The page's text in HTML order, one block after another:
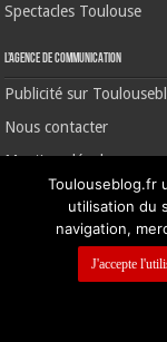
Spectacles Toulouse
L’agence de communication
Publicité sur
Nous contacter
Mentions légales
©2006-
Toulouseblog.fr
utilisation du
navigation,
J'accepte